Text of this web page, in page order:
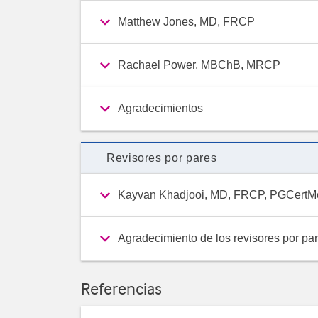
Matthew Jones, MD, FRCP
Rachael Power, MBChB, MRCP
Agradecimientos
Revisores por pares
Kayvan Khadjooi, MD, FRCP,
Agradecimiento de los revisores por
Referencias